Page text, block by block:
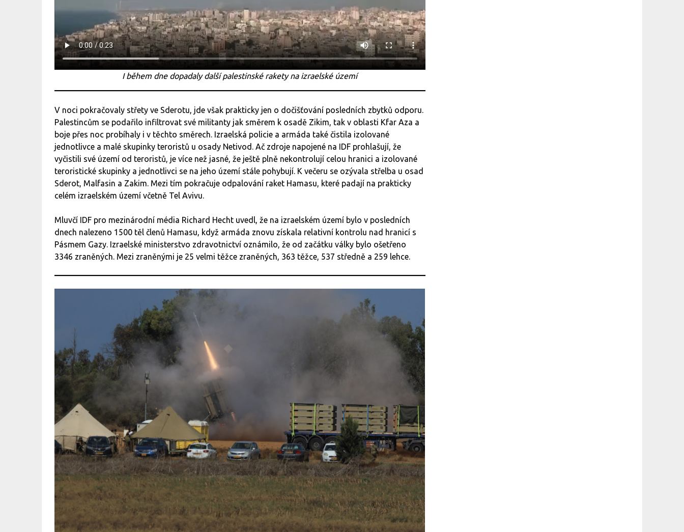
I během dne dopadaly další palestinské rakety na izraelské území
V noci pokračovaly střety ve Sderotu, jde však prakticky jen o dočišťování posledních zbytků odporu.
Palestincům se podařilo infiltrovat své militanty jak směrem k osadě Zikim, tak v oblasti Kfar Aza a
boje přes noc probíhaly i v těchto směrech. Izraelská policie a armáda také čistila izolované
jednotlivce a malé skupinky teroristů u osady Netivod. Ač zdroje napojené na IDF prohlašují, že
vyčistili své území od teroristů, je více než jasné, že ještě plně nekontrolují celou hranici a izolované
teroristické skupinky a jednotlivci se na jeho území stále pohybují. K večeru se ozývala střelba u osad
Sderot, Malfasin a Zakim. Mezi tím pokračuje odpalování raket Hamasu, které padají na prakticky
celém izraelském území včetně Tel Avivu.
Mluvčí IDF pro mezinárodní média Richard Hecht uvedl, že na izraelském území bylo v posledních
dnech nalezeno 1500 těl členů Hamasu, když armáda znovu získala relativní kontrolu nad hranicí s
Pásmem Gazy. Izraelské ministerstvo zdravotnictví oznámilo, že od začátku války bylo ošetřeno
3346 zraněných. Mezi zraněnými je 25 velmi těžce zraněných, 363 těžce, 537 středně a 259 lehce.